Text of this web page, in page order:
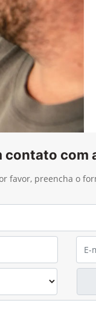
contato com
favor, preencha o